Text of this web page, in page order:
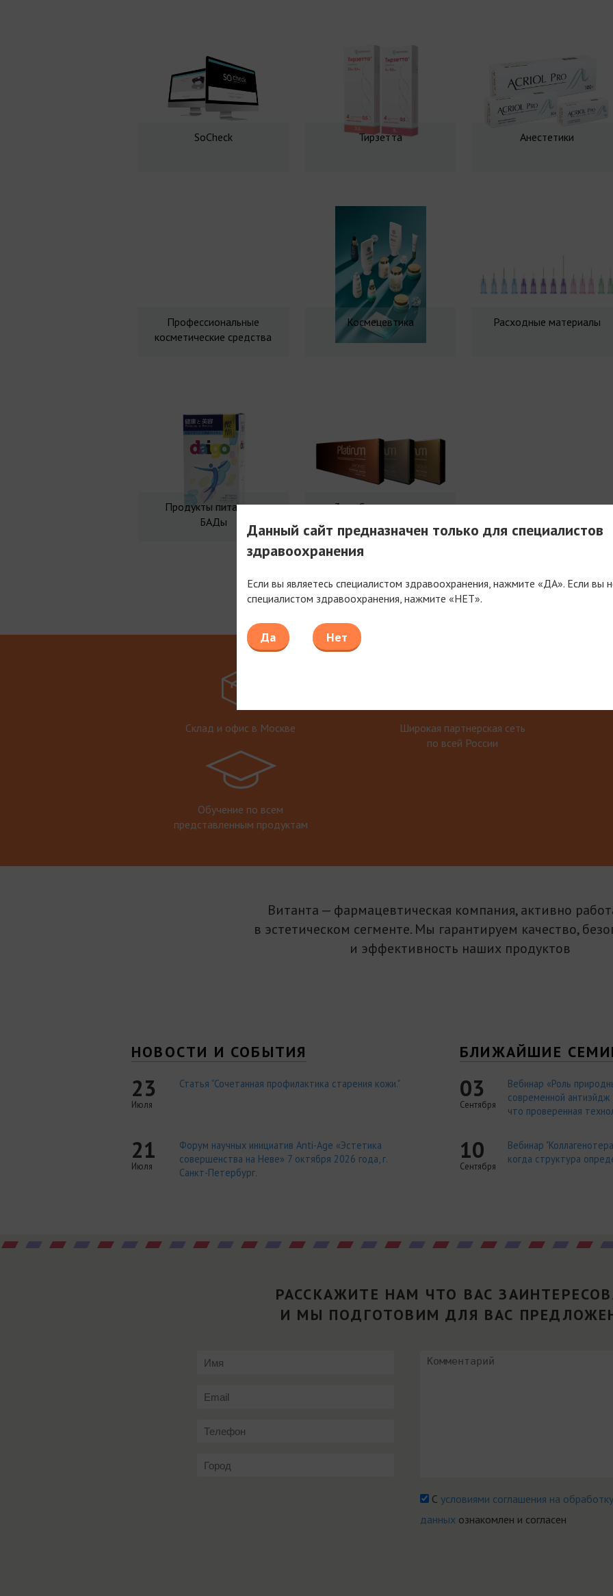
SoCheck Тирзетта Анестетики
Профессиональные
косметические средства
Космецевтика Расходные материалы
Продукты питания и
БАДы
3 мл Совершенства
Мы работаем только с компаниями, имеющими
Склад и офис в Москве
Широкая партнерская сеть
по всей России
Обучение по всем
представленным продуктам
Витанта — фармацевтическая компания, активно
в эстетическом сегменте. Мы гарантируем качество,
и эффективность наших продуктов
НОВОСТИ И СОБЫТИЯ
23
Июля
Статья "Сочетанная профилактика старения кожи."
21
Июля
Форум научных инициатив Anti-Age «Эстетика
совершенства на Неве» 7 октября 2026 года, г.
Санкт-Петербург.
БЛИЖАЙШИЕ
03
Сентября
Вебинар «Роль
современной
что проверенная
10
Сентября
Вебинар
когда структура
РАССКАЖИТЕ НАМ ЧТО ВАС
И МЫ ПОДГОТОВИМ ДЛЯ ВАС
Сусловиями соглашения на
данных ознакомлен и согласен
Данный сайт предназначен только для специалистов
здравоохранения
Если вы являетесь специалистом здравоохранения, нажмите «ДА». Если вы
специалистом здравоохранения, нажмите «НЕТ».
Да Нет